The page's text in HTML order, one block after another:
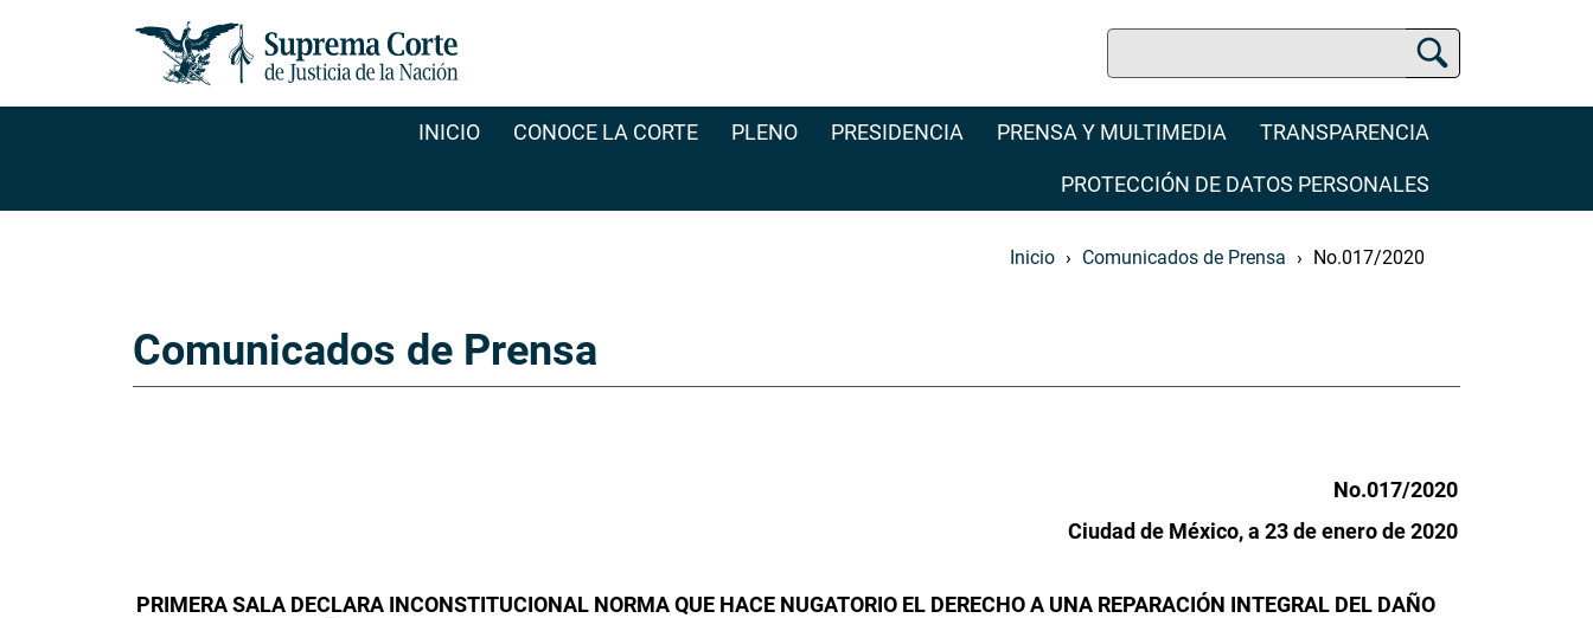
INICIO CONOCE LA CORTE PLENO PRESIDENCIA PRENSA Y MULTIMEDIA TRANSPARENCIA
PROTECCIÓN DE DATOS PERSONALES
Inicio Comunicados de Prensa No.017/2020
Comunicados de Prensa
No.017/2020
Ciudad de México, a 23 de enero de 2020
PRIMERA SALA DECLARA INCONSTITUCIONAL NORMA QUE HACE NUGATORIO EL DERECHO A UNA REPARACIÓN INTEGRAL DEL DAÑO